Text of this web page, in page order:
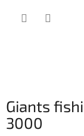
Giants
3000